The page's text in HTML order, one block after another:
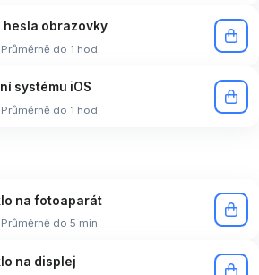
hesla obrazovky
Průměrně do 1 hod
systému iOS
Průměrně do 1 hod
na fotoaparát
Průměrně do 5 min
na displej